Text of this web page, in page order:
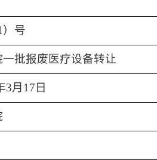
）号
批报废医疗设备转让
月17日